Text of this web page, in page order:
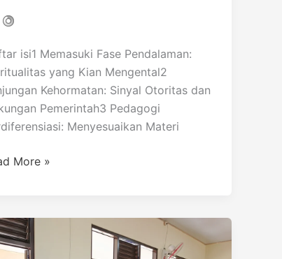
isi1 Memasuki Fase Pendalaman:
yang Kian Mengental2
Kehormatan: Sinyal Otoritas dan
Pemerintah3 Pedagogi
Menyesuaikan Materi
More »